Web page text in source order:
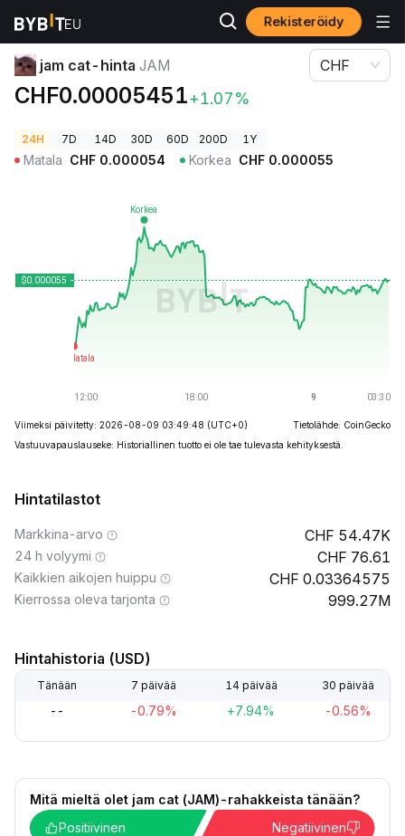
Rekisteröidy
Kryptohinnat
jam cat-hinta JAM
CHF0.00005451+1.07%
CHF
24H 7D 14D 30D 60D 200D 1Y
Matala CHF 0.000054 Korkea CHF 0.000055
Viimeksi päivitetty: 2026-08-09 03:49:48 (UTC+0)
Tietolähde: CoinGecko
Vastuuvapauslauseke: Historiallinen tuotto ei ole tae tulevasta kehityksestä.
Hintatilastot
Markkina-arvo 54.47K
24 h volyymi 76.61
Kaikkien aikojen huippu 0.03364575
Kierrossa oleva tarjonta 999.27M
Hintahistoria (USD)
Tänään 7 päivää 14 päivää 30 päivää
-- -0.79% +7.94% -0.56%
Mitä mieltä olet jam cat (JAM)-rahakkeista tänään?
Positiivinen
Negatiivinen